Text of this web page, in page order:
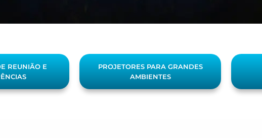
REUNIÃO E
PROJETORES PARA GRANDES
AMBIENTES